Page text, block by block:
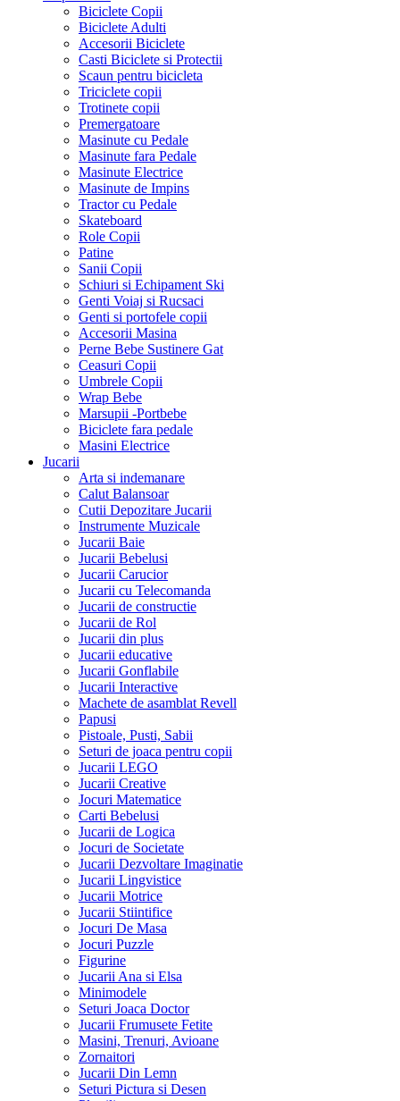
Biciclete Copii
Biciclete Adulti
Accesorii Biciclete
Casti Biciclete si Protectii
Scaun pentru bicicleta
Triciclete copii
Trotinete copii
Premergatoare
Masinute cu Pedale
Masinute fara Pedale
Masinute Electrice
Masinute de Impins
Tractor cu Pedale
Skateboard
Role Copii
Patine
Sanii Copii
Schiuri si Echipament Ski
Genti Voiaj si Rucsaci
Genti si portofele copii
Accesorii Masina
Perne Bebe Sustinere Gat
Ceasuri Copii
Umbrele Copii
Wrap Bebe
Marsupii -Portbebe
Biciclete fara pedale
Masini Electrice
Jucarii
Arta si indemanare
Calut Balansoar
Cutii Depozitare Jucarii
Instrumente Muzicale
Jucarii Baie
Jucarii Bebelusi
Jucarii Carucior
Jucarii cu Telecomanda
Jucarii de constructie
Jucarii de Rol
Jucarii din plus
Jucarii educative
Jucarii Gonflabile
Jucarii Interactive
Machete de asamblat Revell
Papusi
Pistoale, Pusti, Sabii
Seturi de joaca pentru copii
Jucarii LEGO
Jucarii Creative
Jocuri Matematice
Carti Bebelusi
Jucarii de Logica
Jocuri de Societate
Jucarii Dezvoltare Imaginatie
Jucarii Lingvistice
Jucarii Motrice
Jucarii Stiintifice
Jocuri De Masa
Jocuri Puzzle
Figurine
Jucarii Ana si Elsa
Minimodele
Seturi Joaca Doctor
Jucarii Frumusete Fetite
Masini, Trenuri, Avioane
Zornaitori
Jucarii Din Lemn
Seturi Pictura si Desen